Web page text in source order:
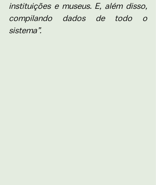
instituições e museus. E, além disso,
compilando dados de todo o
sistema”.